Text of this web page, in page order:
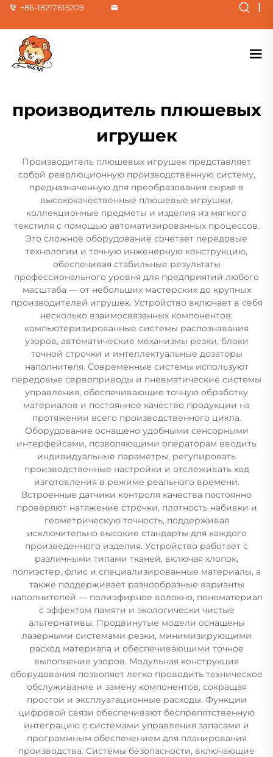
+86-18217615209 |
производитель плюшевых
игрушек
Производитель плюшевых игрушек представляет
собой революционную производственную систему,
предназначенную для преобразования сырья в
высококачественные плюшевые игрушки,
коллекционные предметы и изделия из мягкого
текстиля с помощью автоматизированных процессов.
Это сложное оборудование сочетает передовые
технологии и точную инженерную конструкцию,
обеспечивая стабильные результаты
профессионального уровня для предприятий любого
масштаба — от небольших мастерских до крупных
производителей игрушек. Устройство включает в себя
несколько взаимосвязанных компонентов:
компьютеризированные системы распознавания
узоров, автоматические механизмы резки, блоки
точной строчки и интеллектуальные дозаторы
наполнителя. Современные системы используют
передовые сервоприводы и пневматические системы
управления, обеспечивающие точную обработку
материалов и постоянное качество продукции на
протяжении всего производственного цикла.
Оборудование оснащено удобными сенсорными
интерфейсами, позволяющими операторам вводить
индивидуальные параметры, регулировать
производственные настройки и отслеживать ход
изготовления в режиме реального времени.
Встроенные датчики контроля качества постоянно
проверяют натяжение строчки, плотность набивки и
геометрическую точность, поддерживая
исключительно высокие стандарты для каждого
произведенного изделия. Устройство работает с
различными типами тканей, включая хлопок,
полиэстер, флис и специализированные материалы, а
также поддерживает разнообразные варианты
наполнителей — полиэфирное волокно, пеноматериал
с эффектом памяти и экологически чистые
альтернативы. Продвинутые модели оснащены
лазерными системами резки, минимизирующими
расход материала и обеспечивающими точное
выполнение узоров. Модульная конструкция
оборудования позволяет легко проводить техническое
обслуживание и замену компонентов, сокращая
простои и эксплуатационные расходы. Функции
цифровой связи обеспечивают беспрепятственную
интеграцию с системами управления запасами и
программным обеспечением для планирования
производства. Системы безопасности, включающие